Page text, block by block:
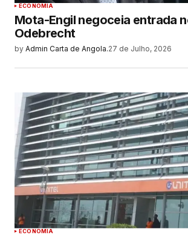
ECONOMIA
Mota-Engil negoceia entrada
Odebrecht
by Admin Carta de Angola.27 de Julho, 2026
ECONOMIA